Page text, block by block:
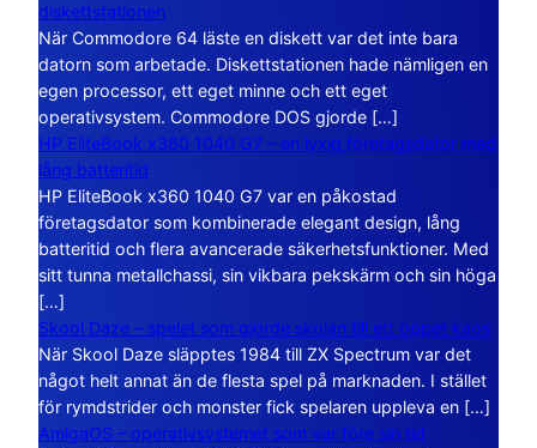
diskettstationen
När Commodore 64 läste en diskett var det inte bara
datorn som arbetade. Diskettstationen hade nämligen en
egen processor, ett eget minne och ett eget
operativsystem. Commodore DOS gjorde […]
HP EliteBook x360 1040 G7 – en lyxig företagsdator med
lång batteritid
HP EliteBook x360 1040 G7 var en påkostad
företagsdator som kombinerade elegant design, lång
batteritid och flera avancerade säkerhetsfunktioner. Med
sitt tunna metallchassi, sin vikbara pekskärm och sin höga
[…]
Skool Daze – spelet som gjorde skolan till ett öppet kaos
När Skool Daze släpptes 1984 till ZX Spectrum var det
något helt annat än de flesta spel på marknaden. I stället
för rymdstrider och monster fick spelaren uppleva en […]
AmigaOS – operativsystemet som var före sin tid